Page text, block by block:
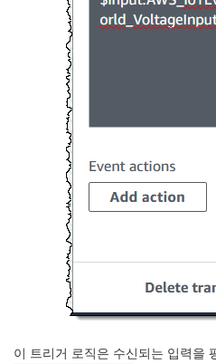
이 트리거 로직은 수신되는 입력을